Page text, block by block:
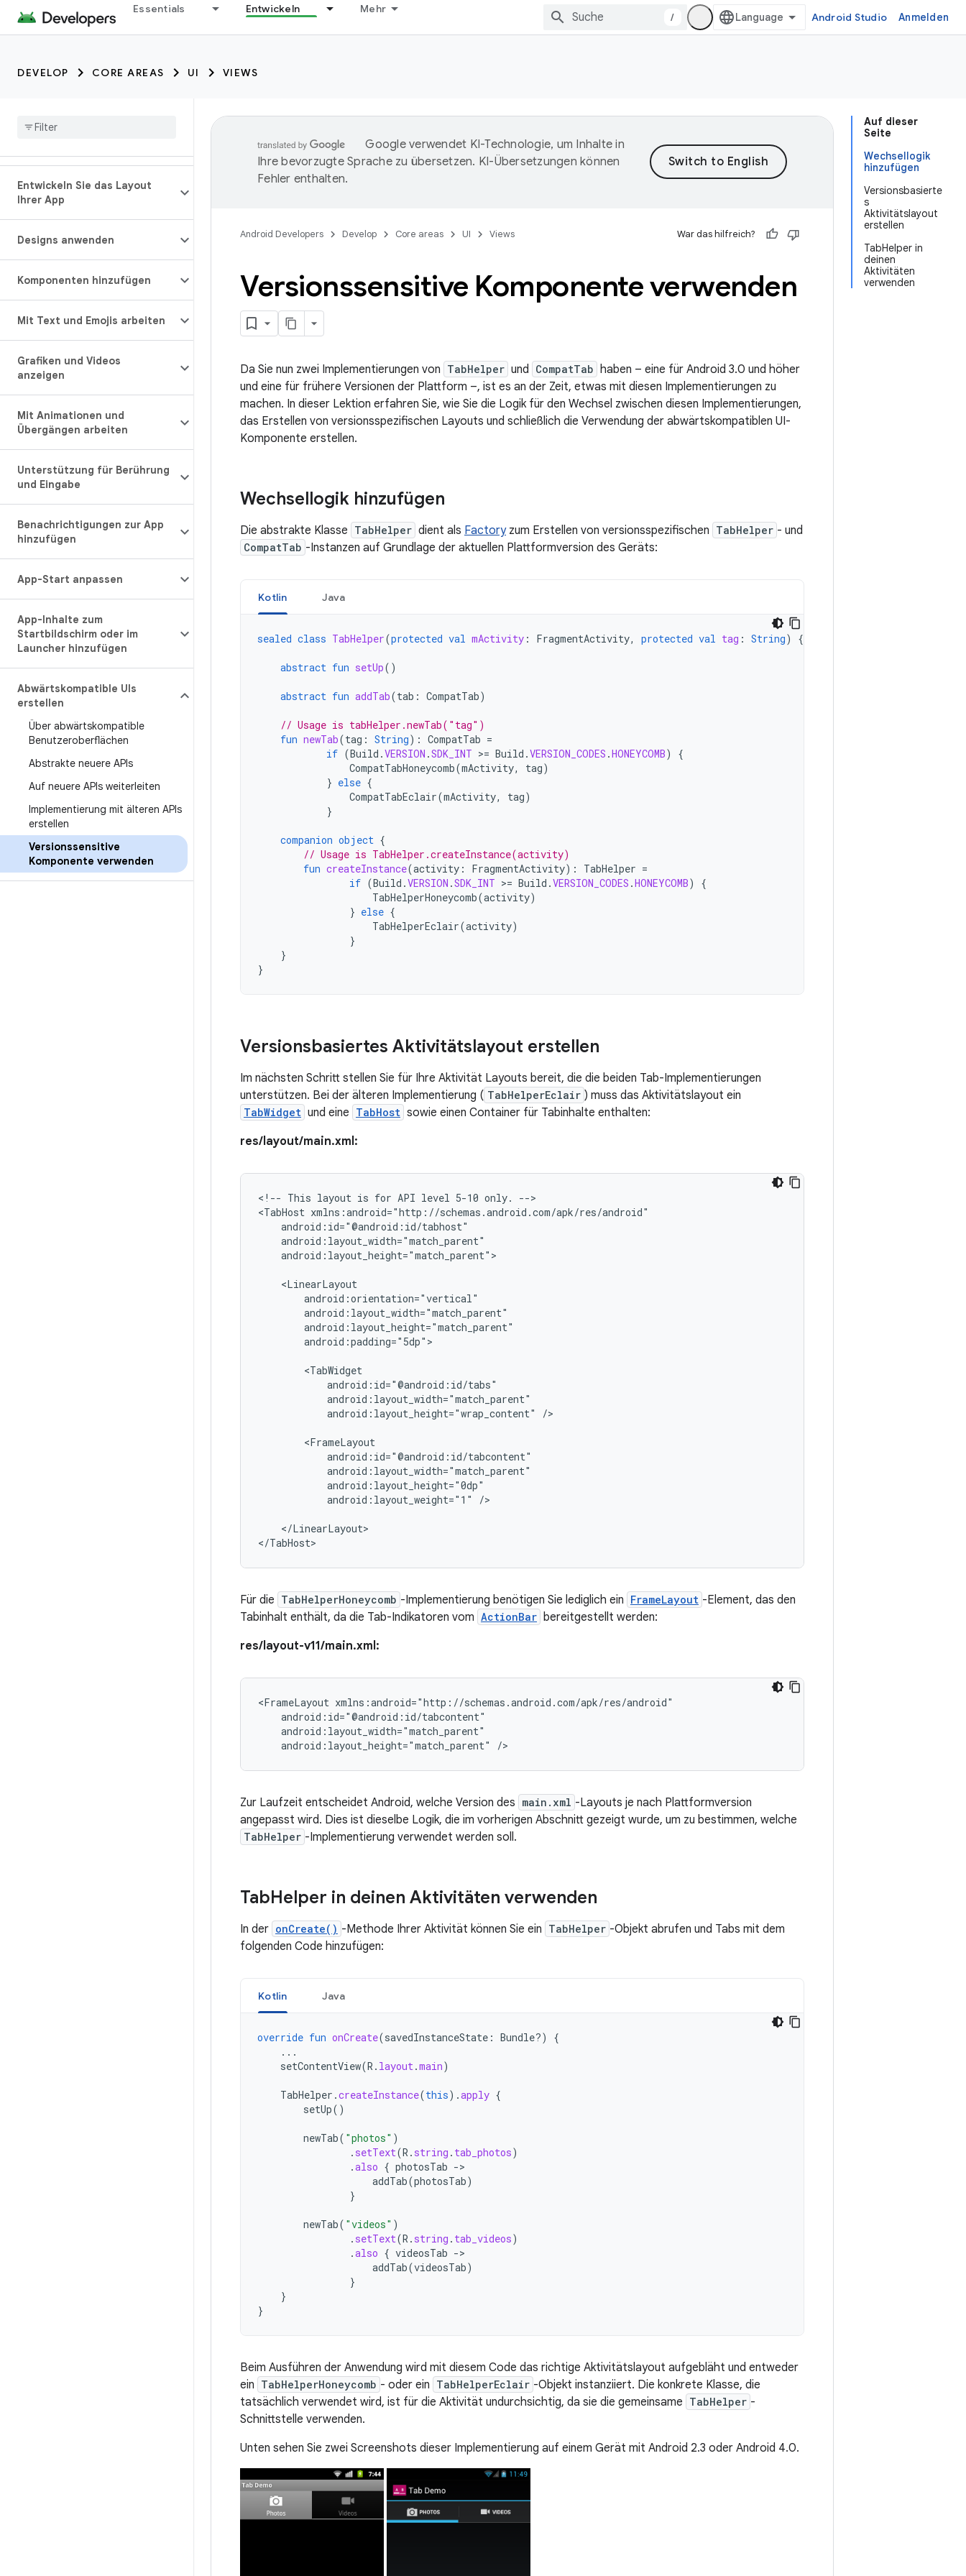
Essentials Entwickeln Mehr
/ Android Studio Anmelden
DEVELOP CORE AREAS UI VIEWS
Entwickeln Sie das Layout
Ihrer App
Designs anwenden
Komponenten hinzufügen
Mit Text und Emojis arbeiten
Grafiken und Videos
anzeigen
Mit Animationen und
Übergängen arbeiten
Unterstützung für Berührung
und Eingabe
Benachrichtigungen zur App
hinzufügen
App-Start anpassen
App-Inhalte zum
Startbildschirm oder im
Launcher hinzufügen
Abwärtskompatible UIs
erstellen
Über abwärtskompatible
Benutzeroberflächen
Abstrakte neuere APIs
Auf neuere APIs weiterleiten
Implementierung mit älteren APIs
erstellen
Versionssensitive
Komponente verwenden
Auf dieser
Seite
Wechsellogik
hinzufügen
Versionsbasierte
s
Aktivitätslayout
erstellen
TabHelper in
deinen
Aktivitäten
verwenden
Google verwendet KI-Technologie, um Inhalte in
Ihre bevorzugte Sprache zu übersetzen. KI-Übersetzungen können
Fehler enthalten.
Android Developers Develop Core areas UI Views War das hilfreich?
Versionssensitive Komponente verwenden
Da Sie nun zwei Implementierungen von TabHelper und CompatTab haben – eine für Android 3.0 und höher
und eine für frühere Versionen der Plattform –, ist es an der Zeit, etwas mit diesen Implementierungen zu
machen. In dieser Lektion erfahren Sie, wie Sie die Logik für den Wechsel zwischen diesen Implementierungen,
das Erstellen von versionsspezifischen Layouts und schließlich die Verwendung der abwärtskompatiblen UI-
Komponente erstellen.
Wechsellogik hinzufügen
Die abstrakte Klasse TabHelper dient als Factoryzum Erstellen von versionsspezifischen TabHelper - und
CompatTab -Instanzen auf Grundlage der aktuellen Plattformversion des Geräts:
Kotlin Java
sealed class TabHelper(protected val mActivity : FragmentActivity, protected val tag : String) {
abstract fun setUp()
abstract fun addTab(tab : CompatTab)
// Usage is tabHelper.newTab("tag")
fun newTab(tag : String): CompatTab =
if (Build .VERSION .SDK_INT >= Build .VERSION_CODES .HONEYCOMB)
{
CompatTabHoneycomb(mActivity, tag)
} else {
CompatTabEclair(mActivity, tag)
}
companion object {
// Usage is TabHelper.createInstance(activity)
fun createInstance(activity : FragmentActivity): TabHelper =
if (Build .VERSION .SDK_INT >= Build .VERSION_CODES .HONEYCOMB)
{
TabHelperHoneycomb(activity)
} else {
TabHelperEclair(activity)
}
}
}
Versionsbasiertes Aktivitätslayout erstellen
Im nächsten Schritt stellen Sie für Ihre Aktivität Layouts bereit, die die beiden Tab-Implementierungen
unterstützen. Bei der älteren Implementierung ( TabHelperEclair ) muss das Aktivitätslayout ein
TabWidget und eine TabHost sowie einen Container für Tabinhalte enthalten:
res/layout/main.xml:
<!-- This layout is for API level 5-10 only.
-->
<TabHost
android:layout_height="match_parent">
android:padding="5dp">
android:layout_height="wrap_content"
/>
android:layout_weight="1"
/>
</LinearLayout>
</TabHost>
Für die TabHelperHoneycomb -Implementierung benötigen Sie lediglich ein FrameLayout -Element, das den
Tabinhalt enthält, da die Tab-Indikatoren vom ActionBar bereitgestellt werden:
res/layout-v11/main.xml:
<FrameLayout
android:layout_height="match_parent"
/>
Zur Laufzeit entscheidet Android, welche Version des main.xml -Layouts je nach Plattformversion
angepasst wird. Dies ist dieselbe Logik, die im vorherigen Abschnitt gezeigt wurde, um zu bestimmen, welche
TabHelper -Implementierung verwendet werden soll.
TabHelper in deinen Aktivitäten verwenden
In der onCreate() -Methode Ihrer Aktivität können Sie ein TabHelper -Objekt abrufen und Tabs mit dem
folgenden Code hinzufügen:
Kotlin Java
override fun onCreate(savedInstanceState : Bundle?)
{
...
setContentView(R . layout.main)
TabHelper .createInstance(this).apply {
setUp()
newTab( "photos" )
. setText(R . string . tab_photos)
.also { photosTab -
addTab(photosTab)
}
newTab( "videos" )
. setText(R . string . tab_videos)
.also { videosTab -
addTab(videosTab)
}
}
}
Beim Ausführen der Anwendung wird mit diesem Code das richtige Aktivitätslayout aufgebläht und entweder
ein TabHelperHoneycomb - oder ein TabHelperEclair -Objekt instanziiert. Die konkrete Klasse, die
tatsächlich verwendet wird, ist für die Aktivität undurchsichtig, da sie die gemeinsame TabHelper -
Schnittstelle verwenden.
Unten sehen Sie zwei Screenshots dieser Implementierung auf einem Gerät mit Android 2.3 oder Android 4.0.